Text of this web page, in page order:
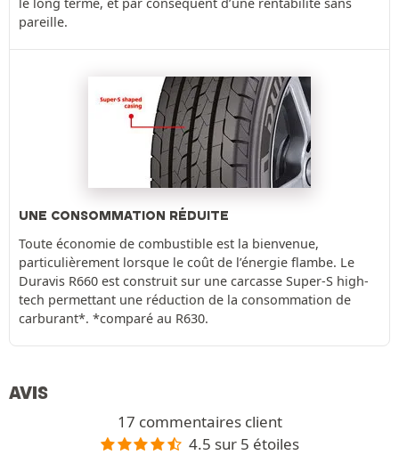
pareille.
UNE CONSOMMATION RÉDUITE
Toute économie de combustible est la bienvenue,
particulièrement lorsque le coût de l’énergie flambe. Le
Duravis R660 est construit sur une carcasse Super-S high-
tech permettant une réduction de la consommation de
carburant*. *comparé au R630.
AVIS
17 commentaires client
4.5 sur 5 étoiles